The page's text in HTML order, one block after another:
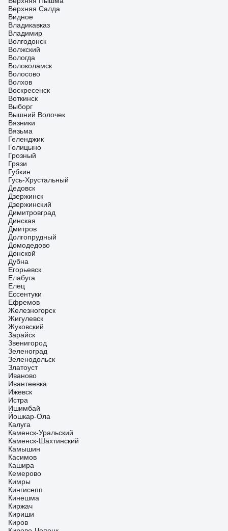
Верхняя Салда
Видное
Владикавказ
Владимир
Волгодонск
Волжский
Вологда
Волоколамск
Волосово
Волхов
Воскресенск
Воткинск
Выборг
Вышний Волочек
Вязники
Вязьма
Геленджик
Голицыно
Грозный
Грязи
Губкин
Гусь-Хрустальный
Дедовск
Дзержинск
Дзержинский
Димитровград
Динская
Дмитров
Долгопрудный
Домодедово
Донской
Дубна
Егорьевск
Елабуга
Елец
Ессентуки
Ефремов
Железногорск
Жигулевск
Жуковский
Зарайск
Звенигород
Зеленоград
Зеленодольск
Златоуст
Иваново
Ивантеевка
Ижевск
Истра
Ишимбай
Йошкар-Ола
Калуга
Каменск-Уральский
Каменск-Шахтинский
Камышин
Касимов
Кашира
Кемерово
Кимры
Кингисепп
Кинешма
Киржач
Кириши
Киров